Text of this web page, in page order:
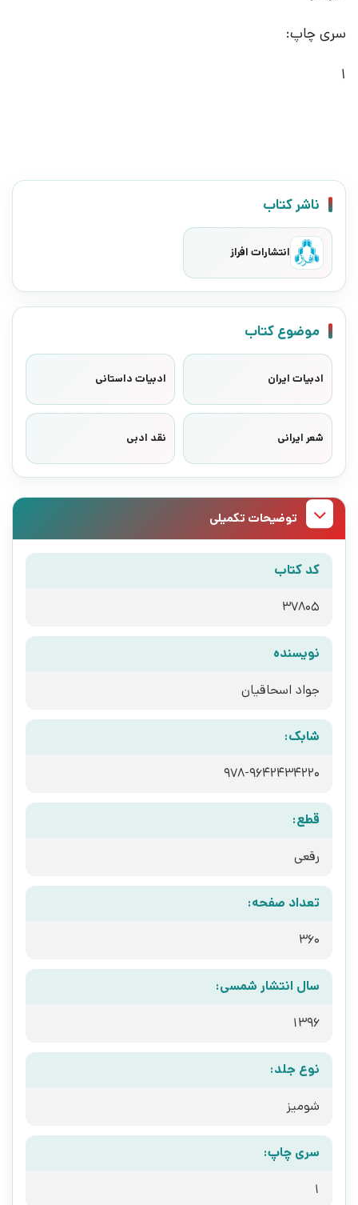
سری چاپ:
1
ناشر کتاب
انتشارات افراز
موضوع کتاب
ادبیات ایران ادبیات داستانی
شعر ایرانی نقد ادبی
توضیحات تکمیلی
کد کتاب
37805
نویسنده
جواد اسحاقیان
شابک:
978-9642434220
قطع:
رقعی
تعداد صفحه:
360
سال انتشار شمسی:
1396
نوع جلد:
شومیز
سری چاپ:
1